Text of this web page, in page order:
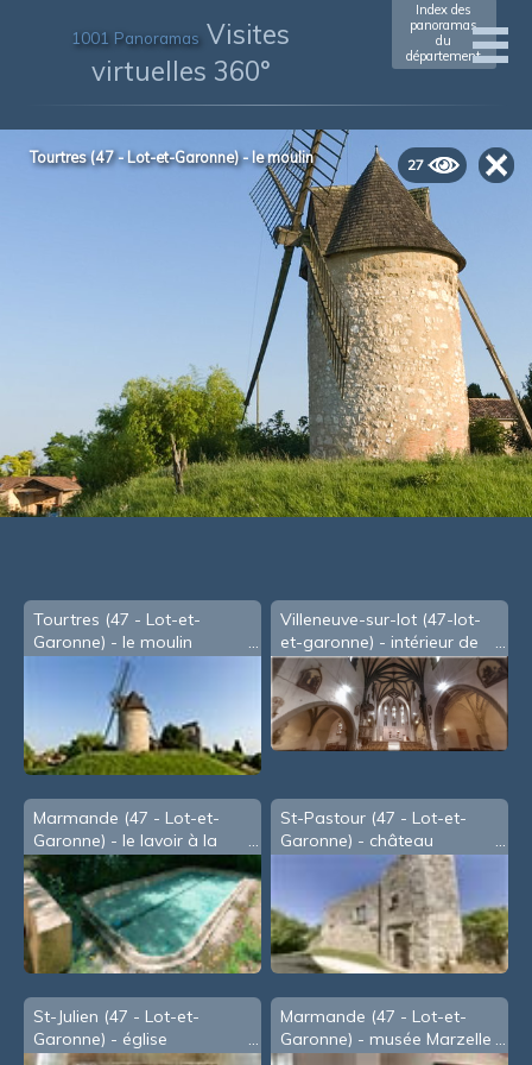
1001 Panoramas Visites
virtuelles 360°
Index des
panoramas
du
département
27
Tourtres (47 - Lot-et-Garonne) - le moulin
Tourtres (47 - Lot-et-
Garonne) - le moulin
Villeneuve-sur-lot (47-lot-
et-garonne) - intérieur de
l'église St-Etienne (2003)
Marmande (47 - Lot-et-
Garonne) - le lavoir à la
Filhole
St-Pastour (47 - Lot-et-
Garonne) - château
St-Julien (47 - Lot-et-
Garonne) - église
Marmande (47 - Lot-et-
Garonne) - musée Marzelle